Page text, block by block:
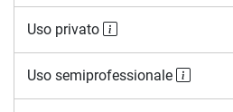
Uso privato
Uso semiprofessionale